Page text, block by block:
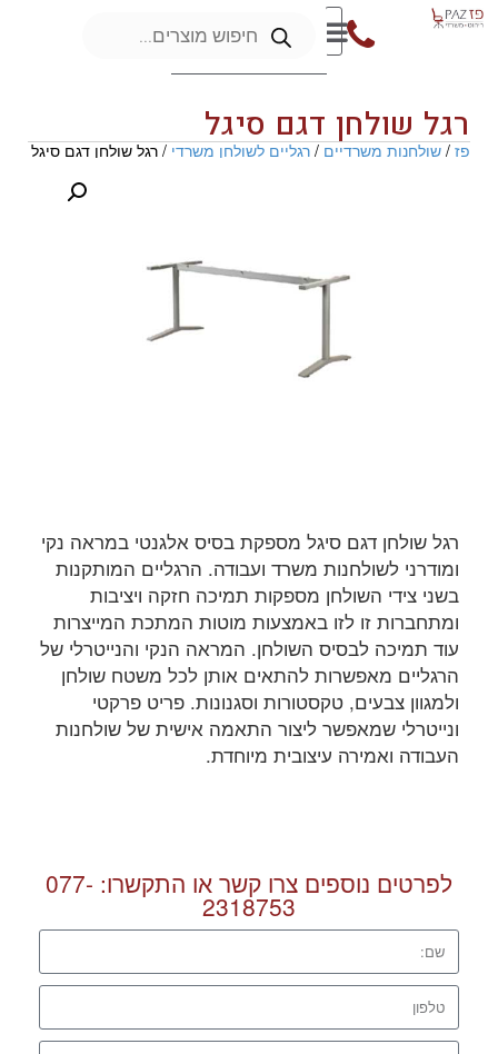
רגל שולחן דגם סיגל
פז/שולחנות משרדיים/רגליים לשולחן משרדי/ רגל שולחן דגם סיגל
רגל שולחן דגם סיגל מספקת בסיס אלגנטי במראה נקי
ומודרני לשולחנות משרד ועבודה. הרגליים המותקנות
בשני צידי השולחן מספקות תמיכה חזקה ויציבות
ומתחברות זו לזו באמצעות מוטות המתכת המייצרות
עוד תמיכה לבסיס השולחן. המראה הנקי והנייטרלי של
הרגליים מאפשרות להתאים אותן לכל משטח שולחן
ולמגוון צבעים, טקסטורות וסגנונות. פריט פרקטי
ונייטרלי שמאפשר ליצור התאמה אישית של שולחנות
העבודה ואמירה עיצובית מיוחדת.
לפרטים נוספים צרו קשר או התקשרו: 077-
2318753